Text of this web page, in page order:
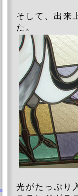
そして、出来
た。
光がたっぷり